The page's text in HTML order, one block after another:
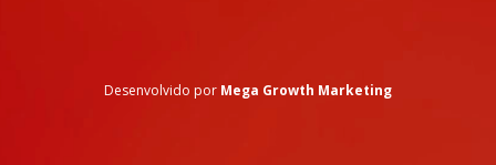
Desenvolvido por Mega Growth Marketing